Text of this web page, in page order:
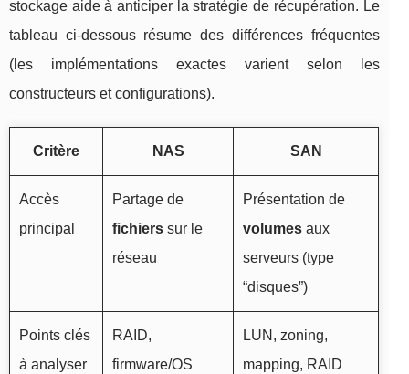
stockage aide à anticiper la stratégie de récupération. Le
tableau ci-dessous résume des différences fréquentes
(les implémentations exactes varient selon les
constructeurs et configurations).
Critère NAS SAN
Accès
principal
Partage de
fichiers sur le
réseau
Présentation de
volumes aux
serveurs (type
“disques”)
Points clés
à analyser
RAID,
firmware/OS
LUN, zoning,
mapping, RAID